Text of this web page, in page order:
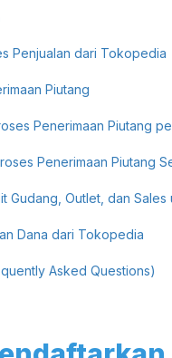
Penjualan dari Tokopedia
Piutang
Penerimaan Piutang
Penerimaan Piutang
Gudang, Outlet, dan
Dana dari Tokopedia
Asked Questions)